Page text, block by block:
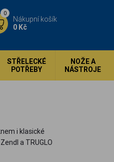
Nákupní košík
0 Kč
0
STŘELECKÉ
POTŘEBY
NOŽE A
NÁSTROJE
i klasické
a TRUGLO